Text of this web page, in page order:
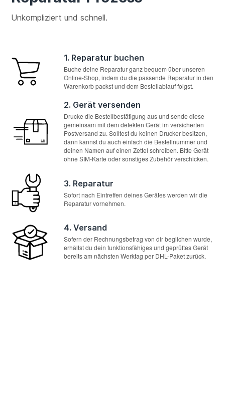
Unkompliziert und schnell.
1. Reparatur buchen
Buche deine Reparatur ganz bequem über unseren
Online-Shop, indem du die passende Reparatur in den
Warenkorb packst und dem Bestellablauf folgst.
2. Gerät versenden
Drucke die Bestellbestätigung aus und sende diese
gemeinsam mit dem defekten Gerät im versicherten
Postversand zu. Solltest du keinen Drucker besitzen,
dann kannst du auch einfach die Bestellnummer und
deinen Namen auf einen Zettel schreiben. Bitte Gerät
ohne SIM-Karte oder sonstiges Zubehör verschicken.
3. Reparatur
Sofort nach Eintreffen deines Gerätes werden wir die
Reparatur vornehmen.
4. Versand
Sofern der Rechnungsbetrag von dir beglichen wurde,
erhältst du dein funktionsfähiges und geprüftes Gerät
bereits am nächsten Werktag per DHL-Paket zurück.